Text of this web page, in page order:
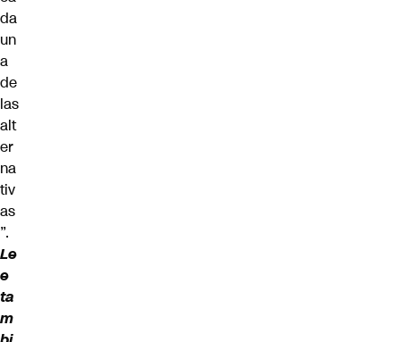
da
un
a
de
las
alt
er
na
tiv
as
”.
Le
e
ta
m